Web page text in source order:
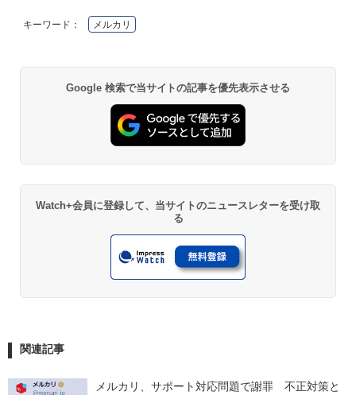
キーワード： メルカリ
Google 検索で当サイトの記事を優先表示させる
Watch+会員に登録して、当サイトのニュースレターを受け取
る
関連記事
メルカリ、サポート対応問題で謝罪　不正対策と